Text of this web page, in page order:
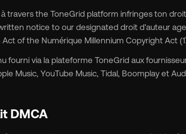
travers the ToneGrid platform infringes ton
notice to our designated droit d'auteur
of the Numérique Millennium Copyright Act (17
via la plateforme ToneGrid aux
Music, YouTube Music, Tidal, Boomplay et
DMCA